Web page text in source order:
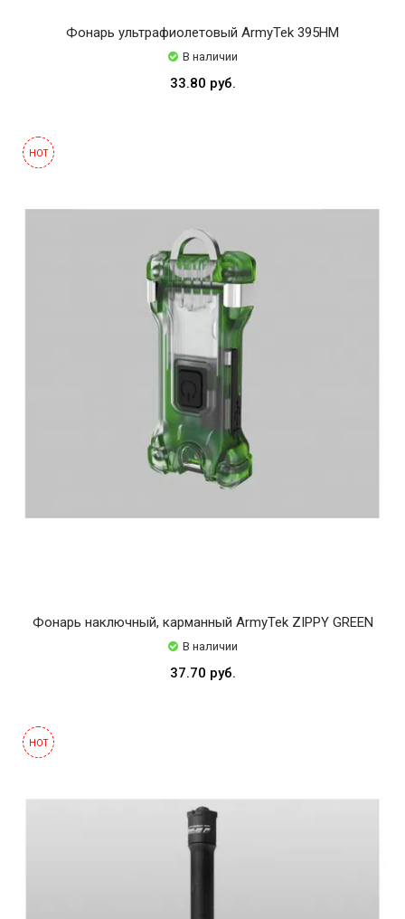
Фонарь ультрафиолетовый ArmyTek 395НМ
В наличии
33.80 руб.
HOT
Фонарь наключный, карманный ArmyTek ZIPPY GREEN
В наличии
37.70 руб.
HOT